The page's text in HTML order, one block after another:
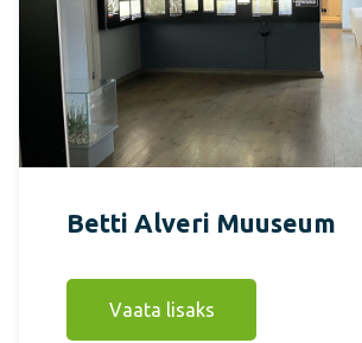
Betti Alveri Muuseum
Vaata lisaks